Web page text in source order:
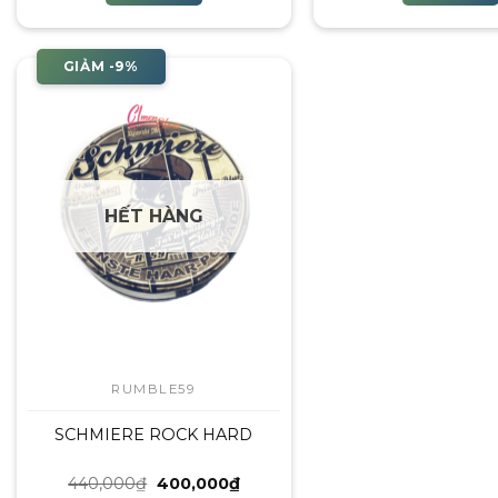
GIẢM -9%
HẾT HÀNG
RUMBLE59
SCHMIERE ROCK HARD
440,000₫ Giá
400,000₫Giá